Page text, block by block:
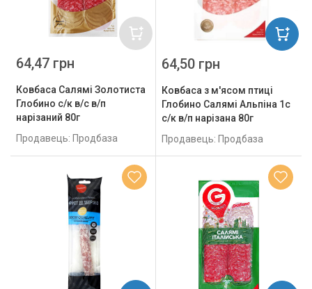
Ковбаса Салямі Золотиста
Глобино с/к в/с в/п
нарізаний 80г
Продавець: Продбаза
64,47 грн
Ковбаса з м'ясом птиці
Глобино Салямі Альпіна 1с
с/к в/п нарізана 80г
Продавець: Продбаза
64,50 грн